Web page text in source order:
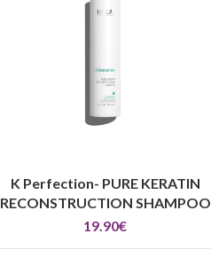
VÝBER MOŽNOSTÍ
K Perfection- PURE KERATIN
RECONSTRUCTION SHAMPOO
19.90€